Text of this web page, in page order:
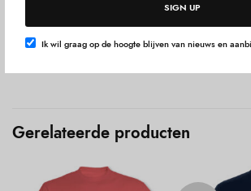
SIGN UP
Ik wil graag op de hoogte blijven van nieuws en
L x B cm. Breedte is van oksel tot oksel,
boord tot onderzijde.
Gerelateerde producten